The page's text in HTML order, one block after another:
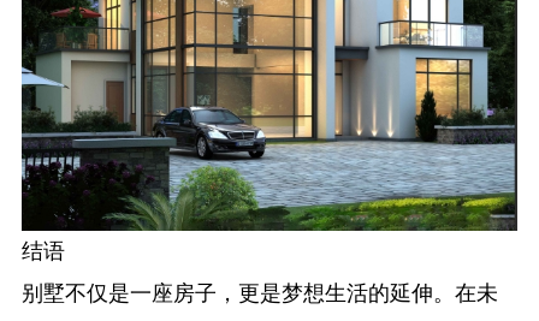
结语
别墅不仅是一座房子，更是梦想生活的延伸。在未